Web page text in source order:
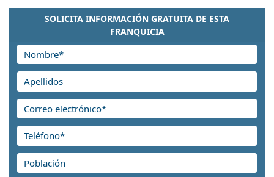
SOLICITA INFORMACIÓN GRATUITA DE ESTA
FRANQUICIA